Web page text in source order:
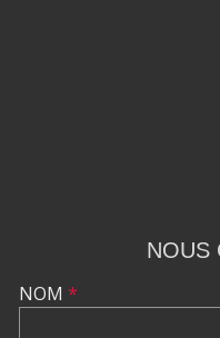
NOUS
NOM *